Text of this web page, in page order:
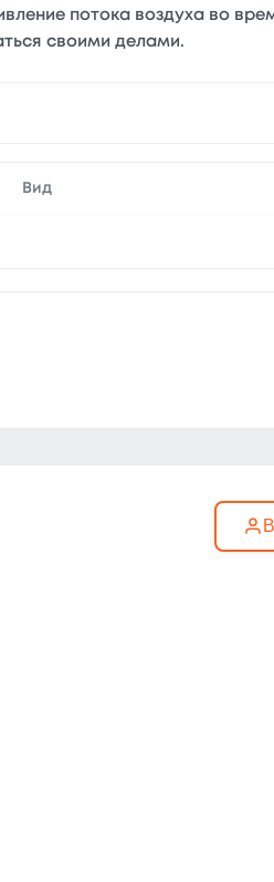
потока воздуха во
своими делами.
Вид